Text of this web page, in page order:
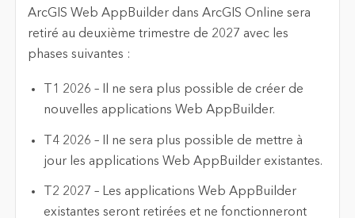
ArcGIS Web AppBuilder dans ArcGIS Online sera
retiré au deuxième trimestre de 2027 avec les
phases suivantes :
T1 2026 – Il ne sera plus possible de créer de
nouvelles applications Web AppBuilder.
T4 2026 – Il ne sera plus possible de mettre à
jour les applications Web AppBuilder existantes.
T2 2027 – Les applications Web AppBuilder
existantes seront retirées et ne fonctionneront